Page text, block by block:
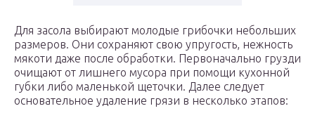
Для засола выбирают молодые грибочки небольших
размеров. Они сохраняют свою упругость, нежность
мякоти даже после обработки. Первоначально грузди
очищают от лишнего мусора при помощи кухонной
губки либо маленькой щеточки. Далее следует
основательное удаление грязи в несколько этапов: